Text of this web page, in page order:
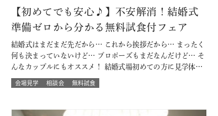
【初めてでも安心♪】不安解消！結婚式
準備ゼロから分かる無料試食付フェア
結婚式はまだまだ先だから… これから挨拶だから… まったく
何も決まっていないけど… プロポーズもまだなんだけど… そ
んなカップルにもオススメ！ 結婚式場初めての方に見学体験
ウェディング試食も結婚式の挙式体験も披露宴演出体験
も！！ いろいろな体験が気軽にできるよくばりフェア♪ 結婚
当日の過ごし方も体験して…
会場見学 相談会 無料試食